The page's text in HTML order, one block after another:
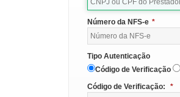
Número da NFS-e *
Tipo Autenticação
Código de Verificação
Código de Verificação:
*